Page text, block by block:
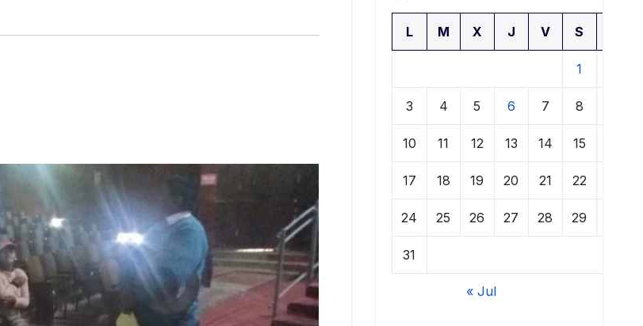
L M X J V S
1
3 4 5 6 7 8
10 11 12 13 14 15
17 18 19 20 21 22
24 25 26 27 28 29
31
« Jul